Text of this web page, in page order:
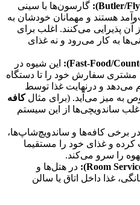
گارسون‌ها با سینی
هستند و مهمانان خودشان به
پذیرایی می‌کنند. اغلب برای
به کار می‌رود و نه غذای
این شیوه در
سفارش خود را تا دستگاه
می‌دهد و درنهایت غذا توسط
به میز می‌آید. (برای مثال کافه
ساندویچی‌ها از این سیستم
در برخی کافه‌ها و ساندویچ‌شاپ‌ها،
و غذای خود را مستقیما
را سرو می‌کند.
در هتل‌ها و
غذا داخل اتاق یا سالن